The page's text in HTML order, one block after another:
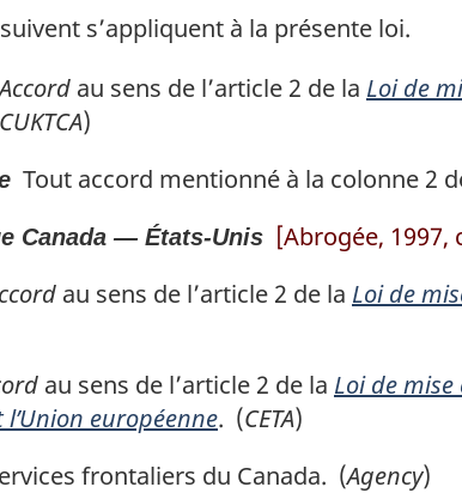
s’appliquent à la présente loi.
Accord au sens de l’article 2 de la Loi de
CUKTCA)
Tout accord mentionné à la colonne 2
Canada — États-Unis [Abrogée, 1997,
au sens de l’article 2 de la Loi de
au sens de l’article 2 de la Loi de
européenne. (CETA)
frontaliers du Canada. (Agency)